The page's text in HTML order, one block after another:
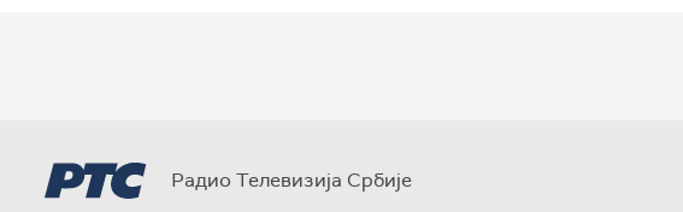
Радио Телевизија Србије